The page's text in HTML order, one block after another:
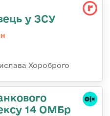
у ЗСУ
Хороброго
14 ОМБр